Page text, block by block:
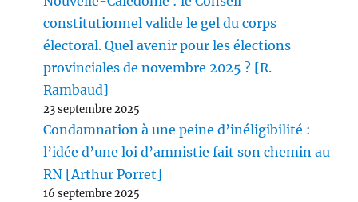
constitutionnel valide le gel du corps
électoral. Quel avenir pour les élections
provinciales de novembre 2025 ? [R.
Rambaud]
23 septembre 2025
Condamnation à une peine d’inéligibilité :
l’idée d’une loi d’amnistie fait son chemin au
RN [Arthur Porret]
16 septembre 2025